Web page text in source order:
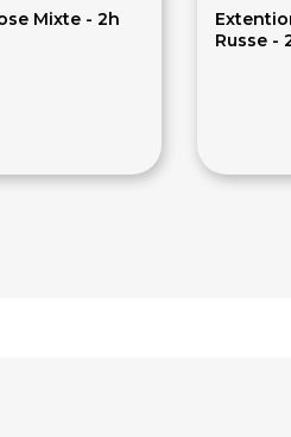
Mixte - 2h
Russe -